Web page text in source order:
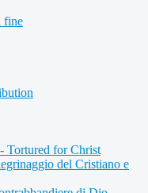
fine
Tortured for Christ
del Cristiano e